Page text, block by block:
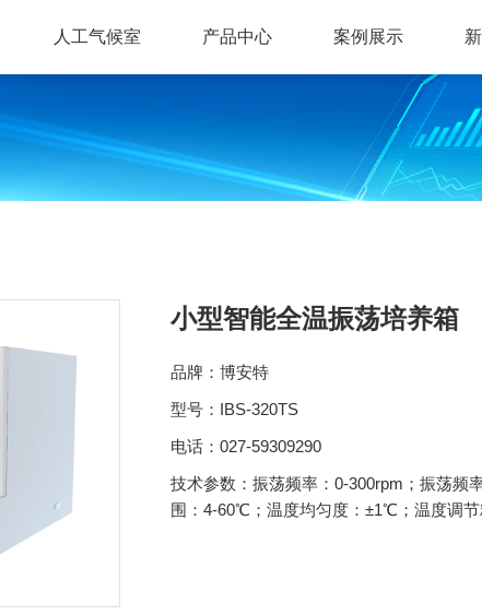
人工气候室 产品中心 案例展示
小型智能全温振荡培养箱
品牌：博安特
型号：IBS-320TS
电话：027-59309290
技术参数：振荡频率：0-300rpm；振荡频
围：4-60℃；温度均匀度：±1℃；温度调